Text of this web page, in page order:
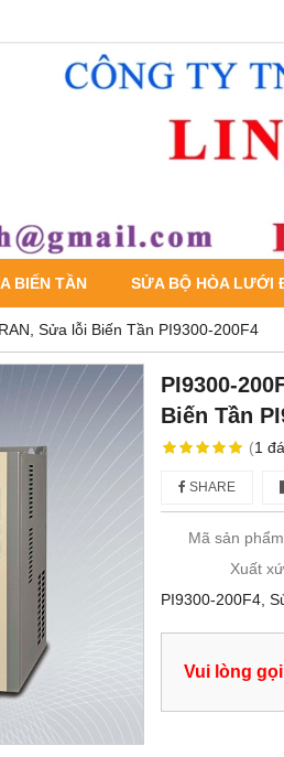
BIẾN TẦN SỬA BỘ HÒA LƯỚI
Sửa lỗi Biến Tần PI9300-200F4
PI9300-
Biến Tần
(1
SHARE
Mã sản
Xuất
PI9300-200F4,
Vui lòng gọi